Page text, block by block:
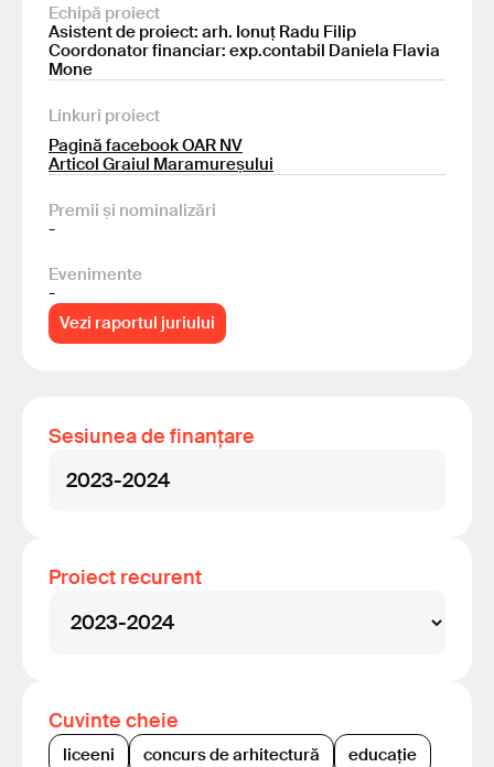
Echipă proiect
Asistent de proiect: arh. Ionuț Radu Filip
Coordonator financiar: exp.contabil Daniela Flavia
Mone
Linkuri proiect
Pagină facebook OAR NV
Articol Graiul Maramureșului
Premii și nominalizări
-
Evenimente
-
Vezi raportul juriului
Sesiunea de finanțare
2023-2024
Proiect recurent
Cuvinte cheie
liceeni concurs de arhitectură educație